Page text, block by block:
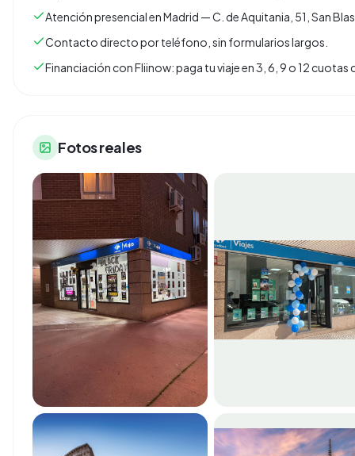
Atención presencial en Madrid — C. de Aquitania, 51, San
Contacto directo por teléfono, sin formularios largos.
Financiación con Fliinow: paga tu viaje en 3, 6, 9 o 12
Fotos reales